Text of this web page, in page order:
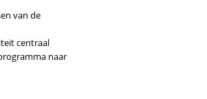
van de
centraal
naar